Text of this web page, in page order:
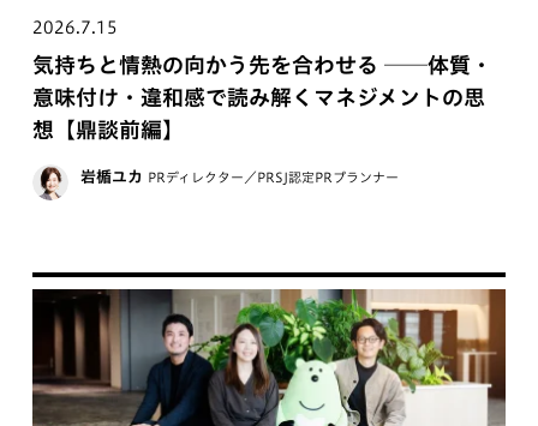
2026.7.15
気持ちと情熱の向かう先を合わせる ──体質・
意味付け・違和感で読み解くマネジメントの思
想【鼎談前編】
岩楯ユカ PRディレクター／PRSJ認定PRプランナー